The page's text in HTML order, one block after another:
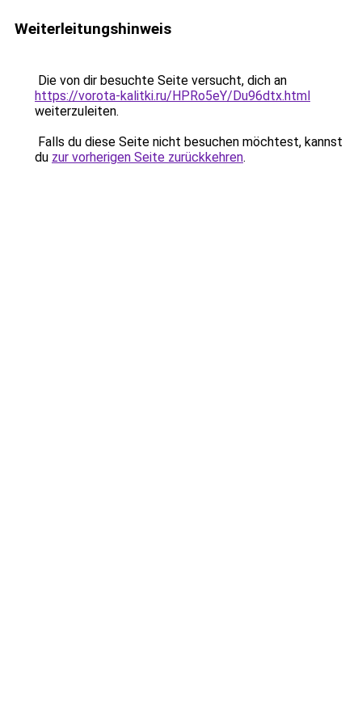
Weiterleitungshinweis
Die von dir besuchte Seite versucht, dich an
https://vorota-kalitki.ru/HPRo5eY/Du96dtx.html
weiterzuleiten.
Falls du diese Seite nicht besuchen möchtest, kannst
du zur vorherigen Seite zurückkehren.